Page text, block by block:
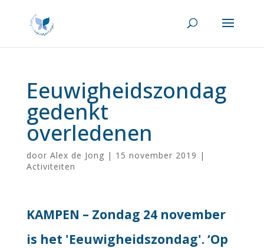
Eeuwigheidszondag
gedenkt
overledenen
door Alex de Jong | 15 november 2019 |
Activiteiten
KAMPEN – Zondag 24 november
is het 'Eeuwigheidszondag'. ‘Op